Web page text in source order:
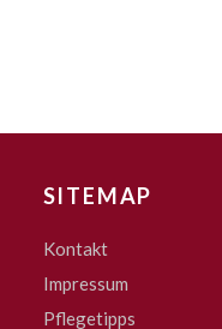
SITEMAP
Kontakt
Impressum
Pflegetipps